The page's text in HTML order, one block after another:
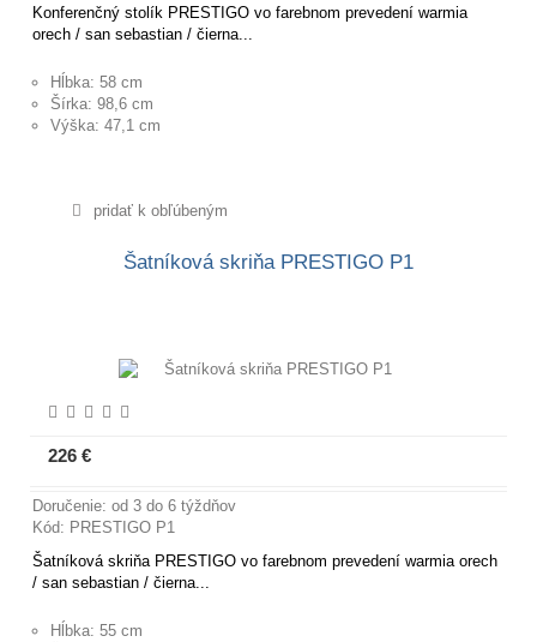
Konferenčný stolík PRESTIGO vo farebnom prevedení warmia
orech / san sebastian / čierna...
Hĺbka: 58 cm
Šírka: 98,6 cm
Výška: 47,1 cm
pridať k obľúbeným
Šatníková skriňa PRESTIGO P1
226 €
Doručenie: od 3 do 6 týždňov
Kód: PRESTIGO P1
Šatníková skriňa PRESTIGO vo farebnom prevedení warmia orech
/ san sebastian / čierna...
Hĺbka: 55 cm